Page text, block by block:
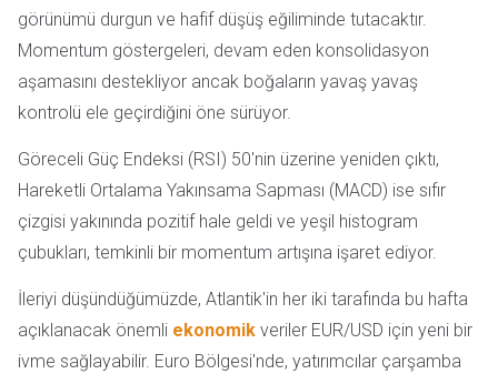
görünümü durgun ve hafif düşüş eğiliminde tutacaktır.
Momentum göstergeleri, devam eden konsolidasyon
aşamasını destekliyor ancak boğaların yavaş yavaş
kontrolü ele geçirdiğini öne sürüyor.
Göreceli Güç Endeksi (RSI) 50'nin üzerine yeniden çıktı,
Hareketli Ortalama Yakınsama Sapması (MACD) ise sıfır
çizgisi yakınında pozitif hale geldi ve yeşil histogram
çubukları, temkinli bir momentum artışına işaret ediyor.
İleriyi düşündüğümüzde, Atlantik'in her iki tarafında bu hafta
açıklanacak önemli ekonomik veriler EUR/USD için yeni bir
ivme sağlayabilir. Euro Bölgesi'nde, yatırımcılar çarşamba